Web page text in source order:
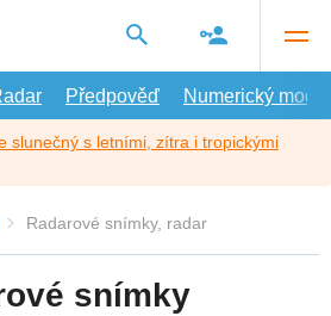
Předpověď Numerický model
slunečný s letními, zítra i tropickými
Radarové snímky, radar
snímky